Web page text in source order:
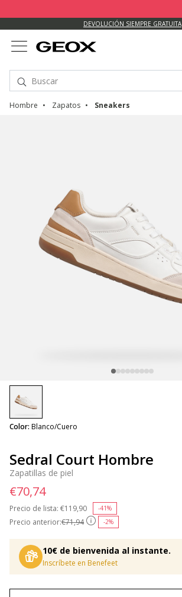
DEVOLUCIÓN SIEMPRE GRATUITA
Hombre Zapatos Sneakers
Sedral Court Hombre
Zapatillas de piel
Precio anterior:€71,94 -2%
Precio de lista: Price reduced from
€119,90 -41%
€70,74
10€ de bienvenida al instante.
Inscríbete en Benefeet
Color: Blanco/Cuero
selected